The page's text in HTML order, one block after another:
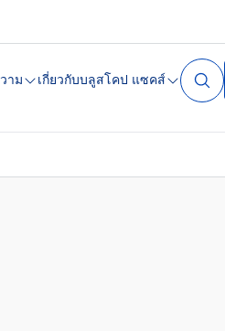
าม เกี่ยวกับบลูสโคป แซคส์